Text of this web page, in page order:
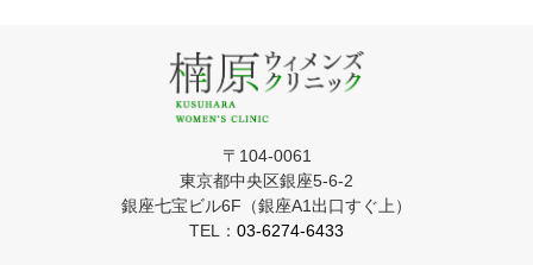
〒104-0061
東京都中央区銀座5-6-2
銀座七宝ビル6F（銀座A1出口すぐ上）
TEL： 03-6274-6433